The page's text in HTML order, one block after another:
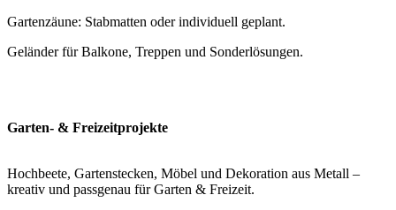
Gartenzäune: Stabmatten oder individuell geplant.
Geländer für Balkone, Treppen und Sonderlösungen.
Garten- & Freizeitprojekte
Hochbeete, Gartenstecken, Möbel und Dekoration aus Metall –
kreativ und passgenau für Garten & Freizeit.